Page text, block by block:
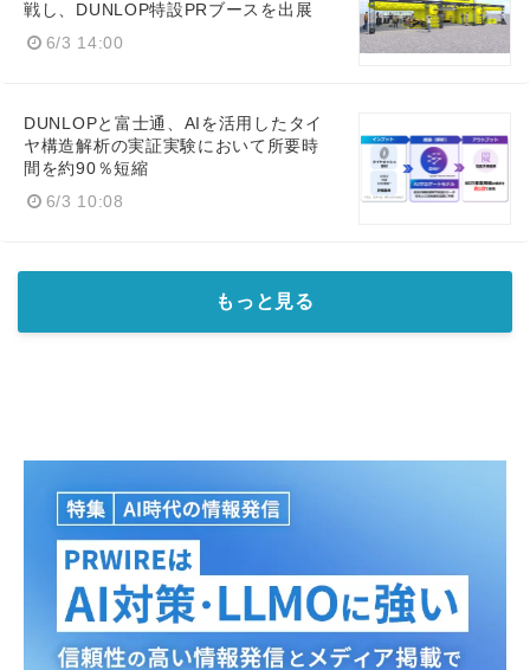
戦し、DUNLOP特設PRブースを出展
6/3 14:00
DUNLOPと富士通、AIを活用したタイ
ヤ構造解析の実証実験において所要時
間を約90％短縮
6/3 10:08
もっと見る